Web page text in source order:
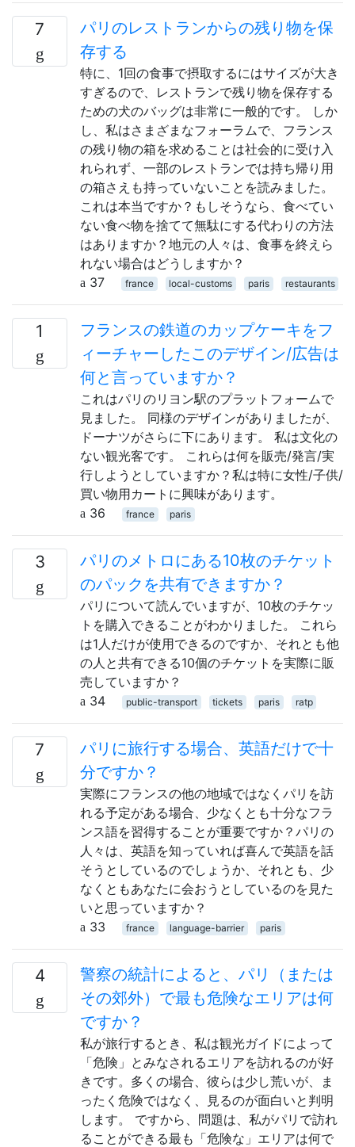
7
パリのレストランからの残り物を保
存する
特に、1回の食事で摂取するにはサイズが大き
すぎるので、レストランで残り物を保存する
ための犬のバッグは非常に一般的です。 しか
し、私はさまざまなフォーラムで、フランス
の残り物の箱を求めることは社会的に受け入
れられず、一部のレストランでは持ち帰り用
の箱さえも持っていないことを読みました。
これは本当ですか？もしそうなら、食べてい
ない食べ物を捨てて無駄にする代わりの方法
はありますか？地元の人々は、食事を終えら
れない場合はどうしますか？
37
france local-customs paris restaurants
1
フランスの鉄道のカップケーキをフ
ィーチャーしたこのデザイン/広告は
何と言っていますか？
これはパリのリヨン駅のプラットフォームで
見ました。 同様のデザインがありましたが、
ドーナツがさらに下にあります。 私は文化の
ない観光客です。 これらは何を販売/発言/実
行しようとしていますか？私は特に女性/子供/
買い物用カートに興味があります。
36
france paris
3
パリのメトロにある10枚のチケット
のパックを共有できますか？
パリについて読んでいますが、10枚のチケッ
トを購入できることがわかりました。 これら
は1人だけが使用できるのですか、それとも他
の人と共有できる10個のチケットを実際に販
売していますか？
34
public-transport tickets paris ratp
7
パリに旅行する場合、英語だけで十
分ですか？
実際にフランスの他の地域ではなくパリを訪
れる予定がある場合、少なくとも十分なフラ
ンス語を習得することが重要ですか？パリの
人々は、英語を知っていれば喜んで英語を話
そうとしているのでしょうか、それとも、少
なくともあなたに会おうとしているのを見た
いと思っていますか？
33
france language-barrier paris
4
警察の統計によると、パリ（または
その郊外）で最も危険なエリアは何
ですか？
私が旅行するとき、私は観光ガイドによって
「危険」とみなされるエリアを訪れるのが好
きです。多くの場合、彼らは少し荒いが、ま
ったく危険ではなく、見るのが面白いと判明
します。 ですから、問題は、私がパリで訪れ
ることができる最も「危険な」エリアは何で